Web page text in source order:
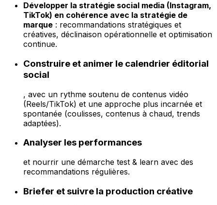
Développer la stratégie social media (Instagram,
TikTok) en cohérence avec la stratégie de
marque : recommandations stratégiques et
créatives, déclinaison opérationnelle et optimisation
continue.
Construire et animer le calendrier éditorial
social
, avec un rythme soutenu de contenus vidéo
(Reels/TikTok) et une approche plus incarnée et
spontanée (coulisses, contenus à chaud, trends
adaptées).
Analyser les performances
et nourrir une démarche test & learn avec des
recommandations régulières.
Briefer et suivre la production créative